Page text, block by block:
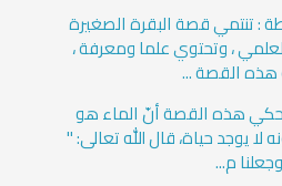
: تنتمي قصة البقرة الصغيرة
، وتحتوي علما ومعرفة ،
هذه القصة ...
هذه القصة أنّ الماء هو
يوجد حياة، قال الله تعالى: "
وجعلنا م...